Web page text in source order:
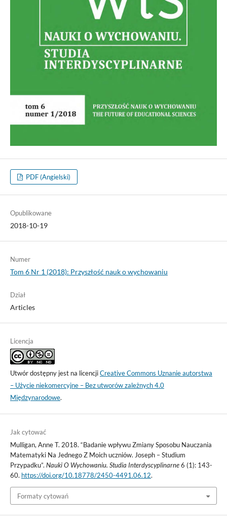
PDF (Angielski)
Opublikowane
2018-10-19
Numer
Tom 6 Nr 1 (2018): Przyszłość nauk o wychowaniu
Dział
Articles
Licencja
Utwór dostępny jest na licencjiCreative Commons Uznanie autorstwa
– Użycie niekomercyjne – Bez utworów zależnych 4.0
Międzynarodowe.
Jak cytować
Mulligan, Anne T. 2018. “Badanie wpływu Zmiany Sposobu Nauczania
Matematyki Na Jednego Z Moich uczniów. Joseph – Studium
Przypadku”. Nauki O Wychowaniu. Studia Interdyscyplinarne6 (1): 143-
60. https://doi.org/10.18778/2450-4491.06.12.
Formaty cytowań